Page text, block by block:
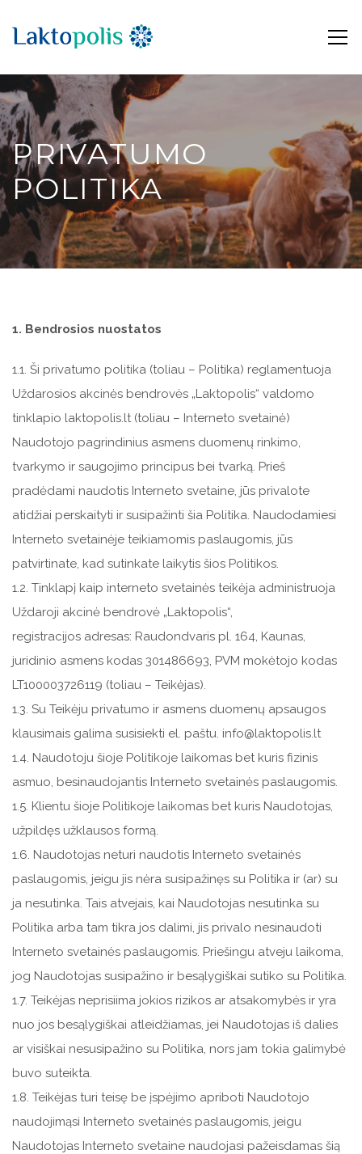
PRIVATUMO
POLITIKA
1. Bendrosios nuostatos
1.1. Ši privatumo politika (toliau – Politika) reglamentuoja
Uždarosios akcinės bendrovės „Laktopolis“ valdomo
tinklapio laktopolis.lt (toliau – Interneto svetainė)
Naudotojo pagrindinius asmens duomenų rinkimo,
tvarkymo ir saugojimo principus bei tvarką. Prieš
pradėdami naudotis Interneto svetaine, jūs privalote
atidžiai perskaityti ir susipažinti šia Politika. Naudodamiesi
Interneto svetainėje teikiamomis paslaugomis, jūs
patvirtinate, kad sutinkate laikytis šios Politikos.
1.2. Tinklapį kaip interneto svetainės teikėja administruoja
Uždaroji akcinė bendrovė „Laktopolis“,
registracijos adresas: Raudondvaris pl. 164, Kaunas,
juridinio asmens kodas 301486693, PVM mokėtojo kodas
LT100003726119 (toliau – Teikėjas).
1.3. Su Teikėju privatumo ir asmens duomenų apsaugos
klausimais galima susisiekti el. paštu. info@laktopolis.lt
1.4. Naudotoju šioje Politikoje laikomas bet kuris fizinis
asmuo, besinaudojantis Interneto svetainės paslaugomis.
1.5. Klientu šioje Politikoje laikomas bet kuris Naudotojas,
užpildęs užklausos formą.
1.6. Naudotojas neturi naudotis Interneto svetainės
paslaugomis, jeigu jis nėra susipažinęs su Politika ir (ar) su
ja nesutinka. Tais atvejais, kai Naudotojas nesutinka su
Politika arba tam tikra jos dalimi, jis privalo nesinaudoti
Interneto svetainės paslaugomis. Priešingu atveju laikoma,
jog Naudotojas susipažino ir besąlygiškai sutiko su Politika.
1.7. Teikėjas neprisiima jokios rizikos ar atsakomybės ir yra
nuo jos besąlygiškai atleidžiamas, jei Naudotojas iš dalies
ar visiškai nesusipažino su Politika, nors jam tokia galimybė
buvo suteikta.
1.8. Teikėjas turi teisę be įspėjimo apriboti Naudotojo
naudojimąsi Interneto svetainės paslaugomis, jeigu
Naudotojas Interneto svetaine naudojasi pažeisdamas šią